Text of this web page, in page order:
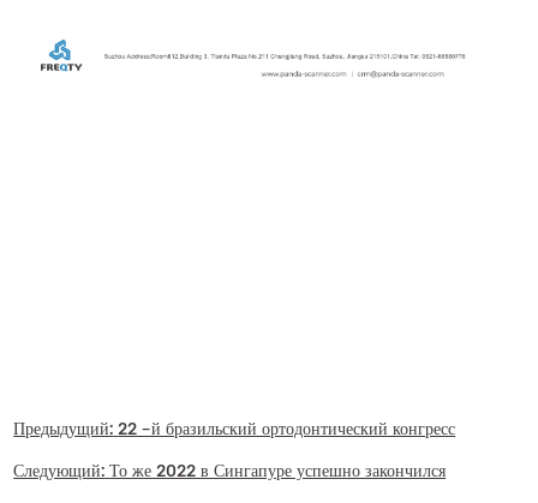
Предыдущий: 22 -й бразильский ортодонтический конгресс
Следующий: То же 2022 в Сингапуре успешно закончился